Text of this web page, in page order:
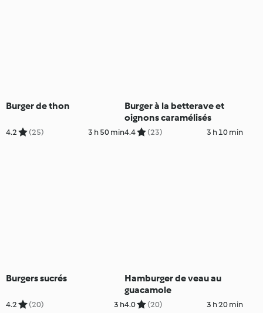
Burger de thon
4.2 (25) 3 h 50 min
Burger à la betterave et
oignons caramélisés
4.4 (23) 3 h 10 min
Burgers sucrés
4.2 (20) 3 h
Hamburger de veau au
guacamole
4.0 (20) 3 h 20 min